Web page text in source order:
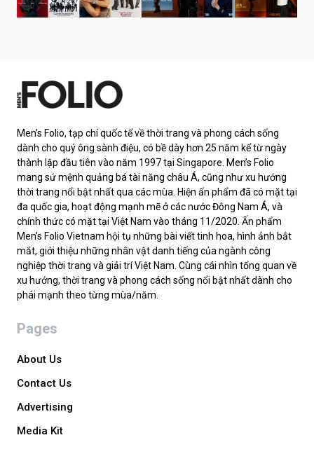
Men’s Folio, tạp chí quốc tế về thời trang và phong cách sống
dành cho quý ông sành điệu, có bề dày hơn 25 năm kể từ ngày
thành lập đầu tiên vào năm 1997 tại Singapore. Men’s Folio
mang sứ mệnh quảng bá tài năng châu Á, cũng như xu hướng
thời trang nổi bật nhất qua các mùa. Hiện ấn phẩm đã có mặt tại
đa quốc gia, hoạt động mạnh mẽ ở các nước Đông Nam Á, và
chính thức có mặt tại Việt Nam vào tháng 11/2020. Ấn phẩm
Men’s Folio Vietnam hội tụ những bài viết tinh hoa, hình ảnh bắt
mắt, giới thiệu những nhân vật danh tiếng của ngành công
nghiệp thời trang và giải trí Việt Nam. Cùng cái nhìn tổng quan về
xu hướng, thời trang và phong cách sống nổi bật nhất dành cho
phái mạnh theo từng mùa/năm.
Pages
About Us
Contact Us
Advertising
Media Kit